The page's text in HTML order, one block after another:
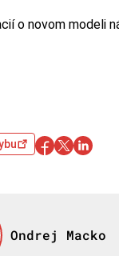
o novom modeli
Ondrej Macko